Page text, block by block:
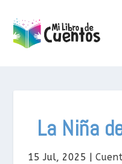
La Niña
15 Jul, 2025 |